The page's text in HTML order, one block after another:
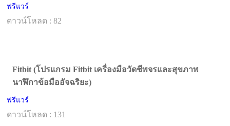
ฟรีแวร์
ดาวน์โหลด : 82
Fitbit (โปรแกรม Fitbit เครื่องมือวัดชีพจรและสุขภาพ
นาฬิกาข้อมืออัจฉริยะ)
ฟรีแวร์
ดาวน์โหลด : 131